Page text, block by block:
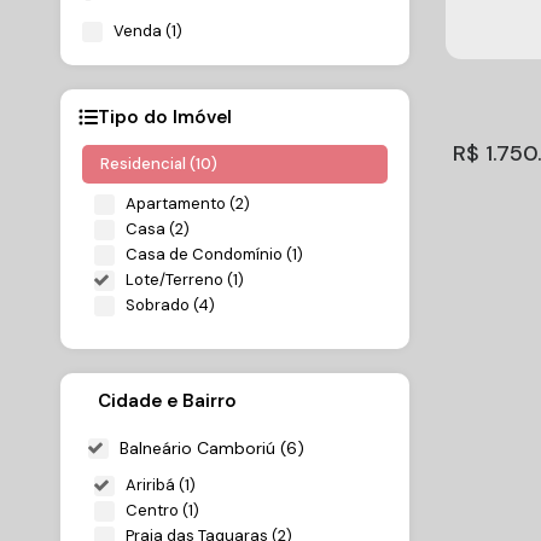
Venda (1)
Tipo do Imóvel
Residencial (10)
Apartamento (2)
Casa (2)
Casa de Condomínio (1)
Lote/Terreno (1)
Sobrado (4)
Cidade e Bairro
Balneário Camboriú (6)
Ariribá (1)
Centro (1)
Praia das Taquaras (2)
R$